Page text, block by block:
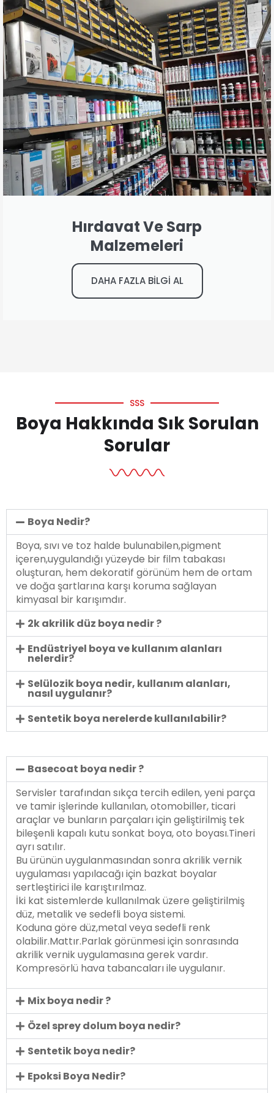
Hırdavat Ve Sarp
Malzemeleri
DAHA FAZLA BİLGİ AL
SSS
Boya Hakkında Sık Sorulan
Sorular
Boya Nedir?
Boya, sıvı ve toz halde bulunabilen,pigment
içeren,uygulandığı yüzeyde bir film tabakası
oluşturan, hem dekoratif görünüm hem de ortam
ve doğa şartlarına karşı koruma sağlayan
kimyasal bir karışımdır.
2k akrilik düz boya nedir ?
Endüstriyel boya ve kullanım alanları
nelerdir?
Selülozik boya nedir, kullanım alanları,
nasıl uygulanır?
Sentetik boya nerelerde kullanılabilir?
Basecoat boya nedir ?
Servisler tarafından sıkça tercih edilen, yeni parça
ve tamir işlerinde kullanılan, otomobiller, ticari
araçlar ve bunların parçaları için geliştirilmiş tek
bileşenli kapalı kutu sonkat boya, oto boyası.Tineri
ayrı satılır.
Bu ürünün uygulanmasından sonra akrilik vernik
uygulaması yapılacağı için bazkat boyalar
sertleştirici ile karıştırılmaz.
İki kat sistemlerde kullanılmak üzere geliştirilmiş
düz, metalik ve sedefli boya sistemi.
Koduna göre düz,metal veya sedefli renk
olabilir.Mattır.Parlak görünmesi için sonrasında
akrilik vernik uygulamasına gerek vardır.
Kompresörlü hava tabancaları ile uygulanır.
Mix boya nedir ?
Özel sprey dolum boya nedir?
Sentetik boya nedir?
Epoksi Boya Nedir?